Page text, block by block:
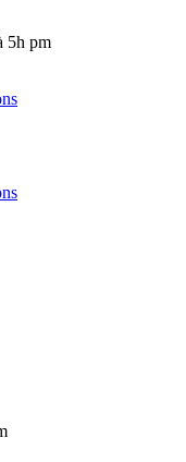
5h pm